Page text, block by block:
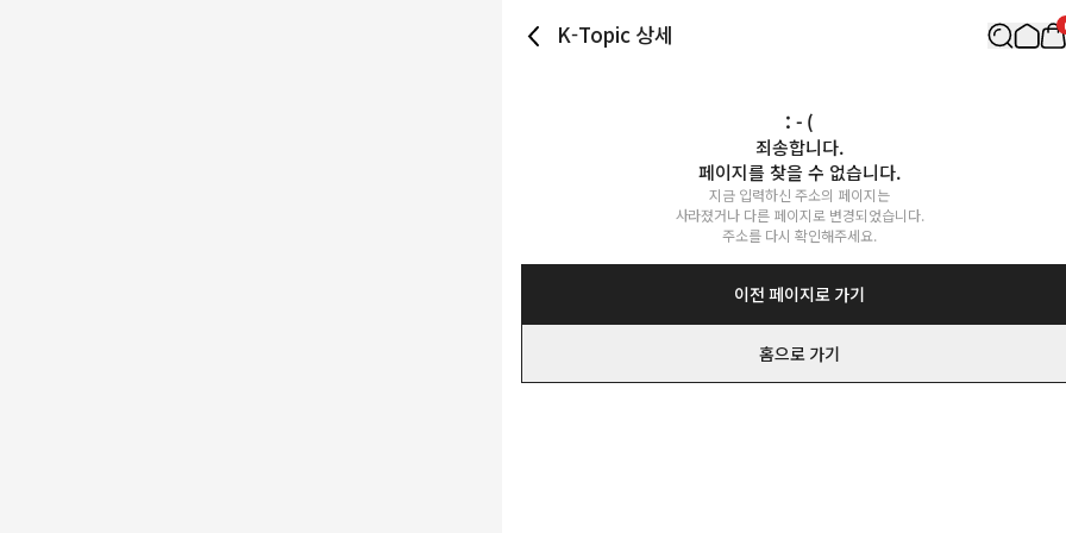
K-Topic 상세
: - (
죄송합니다.
페이지를 찾을 수 없습니다.
지금 입력하신 주소의 페이지는
사라졌거나 다른 페이지로 변경되었습니다.
주소를 다시 확인해주세요.
이전 페이지로 가기
홈으로 가기